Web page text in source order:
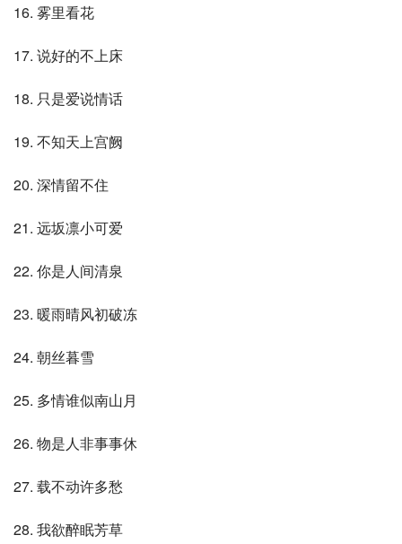
16. 雾里看花
17. 说好的不上床
18. 只是爱说情话
19. 不知天上宫阙
20. 深情留不住
21. 远坂凛小可爱
22. 你是人间清泉
23. 暖雨晴风初破冻
24. 朝丝暮雪
25. 多情谁似南山月
26. 物是人非事事休
27. 载不动许多愁
28. 我欲醉眠芳草